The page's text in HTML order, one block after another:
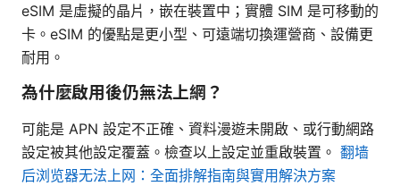
eSIM 是虛擬的晶片，嵌在裝置中；實體 SIM 是可移動的
卡。eSIM 的優點是更小型、可遠端切換運營商、設備更
耐用。
為什麼啟用後仍無法上網？
可能是 APN 設定不正確、資料漫遊未開啟、或行動網路
設定被其他設定覆蓋。檢查以上設定並重啟裝置。 翻墙
后浏览器无法上网：全面排解指南與實用解決方案